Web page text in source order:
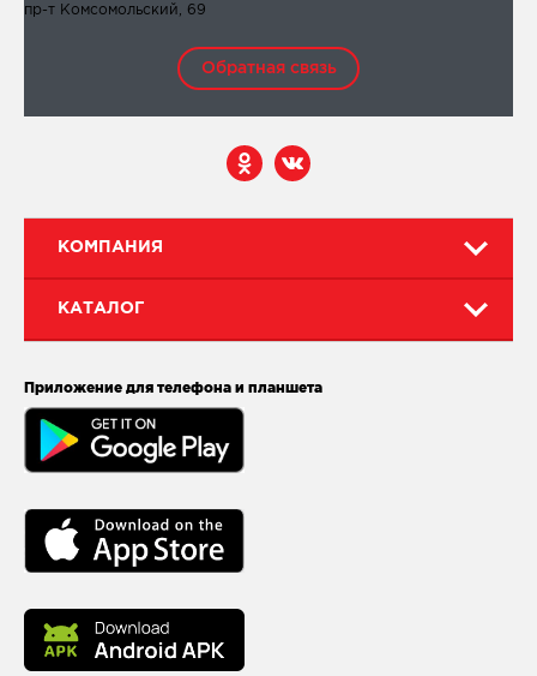
КОМПАНИЯ
КАТАЛОГ
Приложение для телефона и планшета
пр-т Комсомольский, 69
Обратная связь